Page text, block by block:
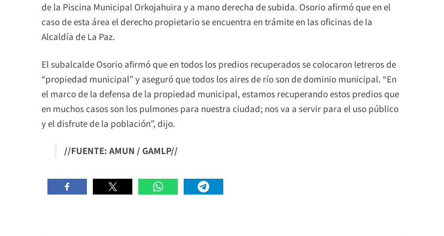
de la Piscina Municipal Orkojahuira y a mano derecha de subida. Osorio afirmó que en el
caso de esta área el derecho propietario se encuentra en trámite en las oficinas de la
Alcaldía de La Paz.
El subalcalde Osorio afirmó que en todos los predios recuperados se colocaron letreros de
“propiedad municipal” y aseguró que todos los aires de río son de dominio municipal. “En
el marco de la defensa de la propiedad municipal, estamos recuperando estos predios que
en muchos casos son los pulmones para nuestra ciudad; nos va a servir para el uso público
y el disfrute de la población”, dijo.
//FUENTE: AMUN / GAMLP//